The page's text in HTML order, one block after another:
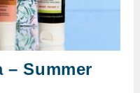
– Summer